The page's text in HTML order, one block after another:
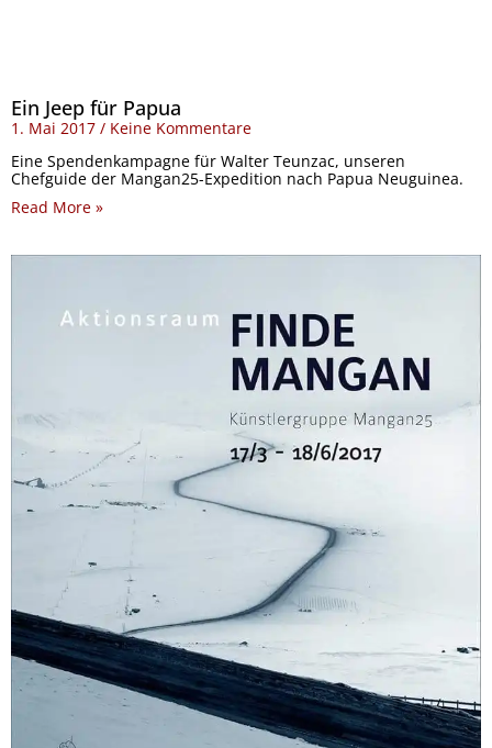
Ein Jeep für Papua
1. Mai 2017
Keine Kommentare
Eine Spendenkampagne für Walter Teunzac, unseren
Chefguide der Mangan25-Expedition nach Papua Neuguinea.
Read More »